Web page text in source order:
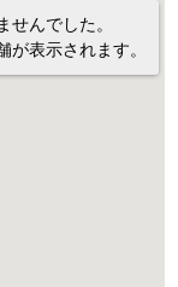
せんでした。
が表示されます。